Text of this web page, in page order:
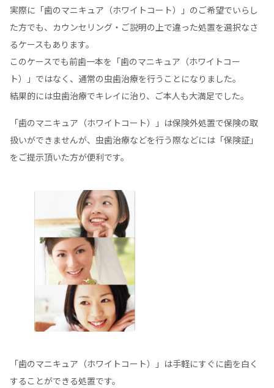
実際に「歯のマニキュア（ホワイトコート）」のご希望でいらし
た方でも、カウンセリング・ご説明の上で違った処置を選択なさ
るケースもあります。
このケースでも前歯一本を「歯のマニキュア（ホワイトコー
ト）」ではなく、通常の虫歯治療を行うことになりました。
結果的には虫歯治療でキレイに治り、ご本人も大満足でした。
「歯のマニキュア（ホワイトコート）」は保険外処置で保険の取
扱いができませんが、虫歯治療などを行う際などには「保険証」
をご提示頂いた方が便利です。
「歯のマニキュア（ホワイトコート）」は手軽にすぐに歯を白く
することができる処置です。